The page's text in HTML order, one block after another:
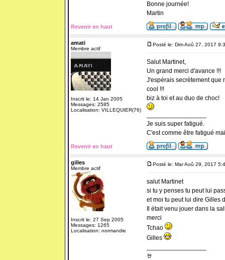
Bonne journée!
Martin
Revenir en haut
amati
Membre actif
Inscrit le: 14 Jan 2005
Messages: 2585
Localisation: VILLEQUIER(76)
Posté le: Dim Aoû 27, 2017
Salut Martinet,
Un grand merci d'avance !!!
J'espérais secrètement que
cool !!!
biz à toi et au duo de choc!
Je suis super fatigué.
C'est comme être fatigué
Revenir en haut
gilles
Membre actif
Inscrit le: 27 Sep 2005
Messages: 1265
Localisation: normandie
Posté le: Mar Aoû 29, 2017
salut Martinet
si tu y penses tu peut lui
et moi tu peut lui dire Gilles
Il était venu jouer dans la
merci
Tchao
Gilles
🤘